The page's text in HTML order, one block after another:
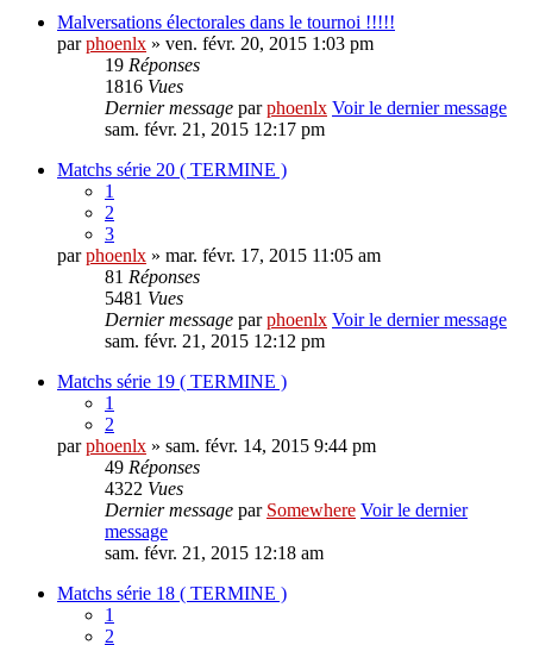
Malversations électorales dans le tournoi !!!!!
parphoenlx » ven. févr. 20, 2015 1:03 pm
19 Réponses
1816 Vues
Dernier message parphoenlx Voir le dernier message
sam. févr. 21, 2015 12:17 pm
Matchs série 20 ( TERMINE )
1
2
3
parphoenlx » mar. févr. 17, 2015 11:05 am
81 Réponses
5481 Vues
Dernier message parphoenlx Voir le dernier message
sam. févr. 21, 2015 12:12 pm
Matchs série 19 ( TERMINE )
1
2
parphoenlx » sam. févr. 14, 2015 9:44 pm
49 Réponses
4322 Vues
Dernier message par Somewhere Voir le dernier
message
sam. févr. 21, 2015 12:18 am
Matchs série 18 ( TERMINE )
1
2